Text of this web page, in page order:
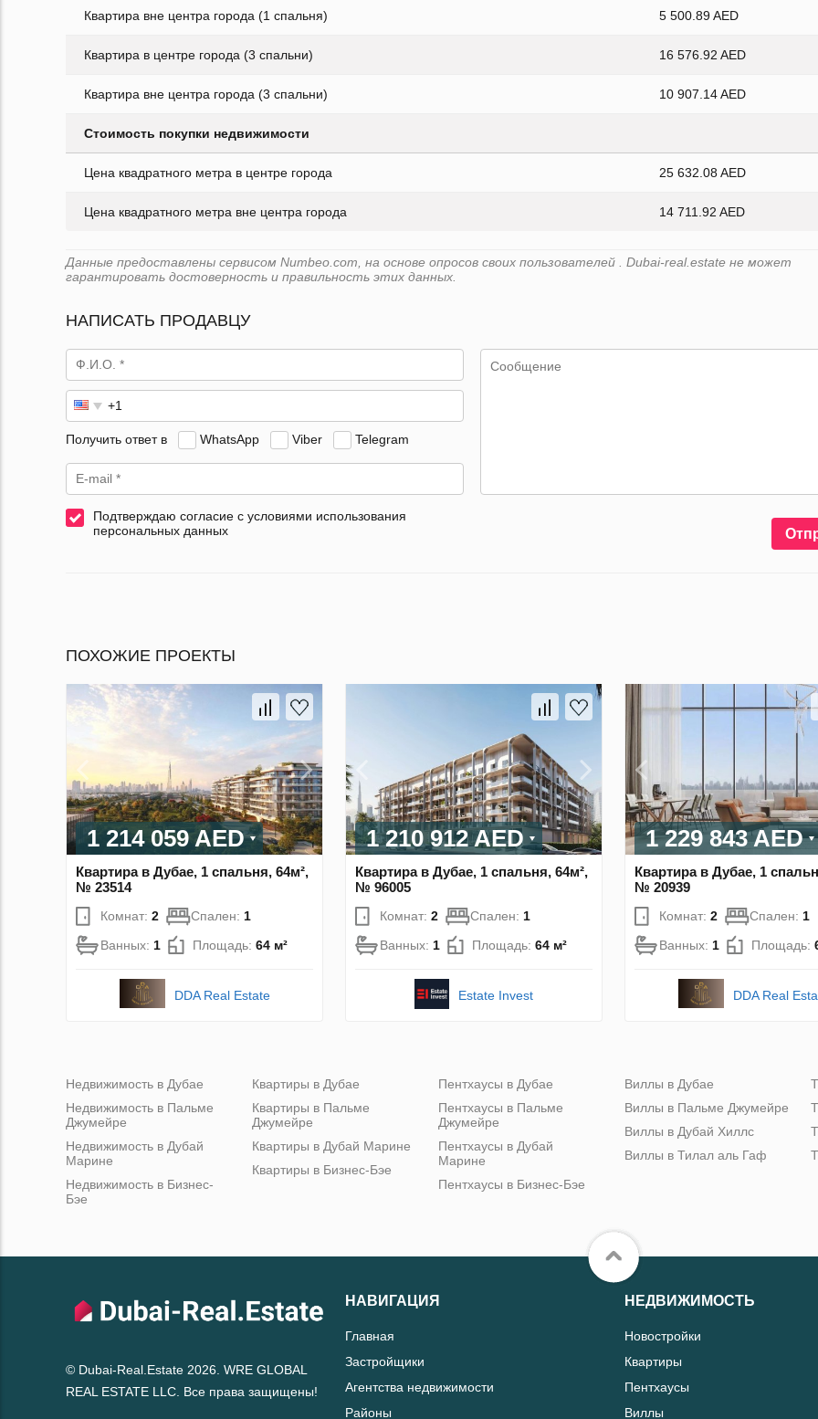
Квартира вне центра города (1 спальня) 5 500.89 AED
Квартира в центре города (3 спальни) 16 576.92 AED
Квартира вне центра города (3 спальни) 10 907.14 AED
Стоимость покупки недвижимости
Цена квадратного метра в центре города 25 632.08 AED
Цена квадратного метра вне центра города 14 711.92 AED
Данные предоставлены сервисом Numbeo.com, на основе опросов своих пользователей . Dubai-real.estate не может
гарантировать достоверность и правильность этих данных.
НАПИСАТЬ ПРОДАВЦУ
Получить ответ в WhatsApp Viber Telegram
Подтверждаю согласие с условиями использования
персональных данных
ПОХОЖИЕ ПРОЕКТЫ
1 214 059 AED
Квартира в Дубае, 1 спальня, 64м²,
№ 23514
Комнат: 2 Спален: 1
Ванных: 1 Площадь: 64 м²
DDA Real Estate
1 210 912 AED
Квартира в Дубае, 1 спальня, 64м²,
№ 96005
Комнат: 2 Спален: 1
Ванных: 1 Площадь: 64 м²
Estate Invest
1 229 843 AED
Квартира в Дубае, 1
№ 20939
Комнат: 2 Спален: 1
Ванных: 1 Площадь:
DDA Real
Недвижимость в Дубае
Недвижимость в Пальме
Джумейре
Недвижимость в Дубай
Марине
Недвижимость в Бизнес-
Бэе
Квартиры в Дубае
Квартиры в Пальме
Джумейре
Квартиры в Дубай Марине
Квартиры в Бизнес-Бэе
Пентхаусы в Дубае
Пентхаусы в Пальме
Джумейре
Пентхаусы в Дубай
Марине
Пентхаусы в Бизнес-Бэе
Виллы в Дубае
Виллы в Пальме Джумейре
Виллы в Дубай Хиллс
Виллы в Тилал аль Гаф
© Dubai-Real.Estate 2026. WRE GLOBAL
REAL ESTATE LLC. Все права защищены!
НАВИГАЦИЯ
Главная
Застройщики
Агентства недвижимости
Районы
НЕДВИЖИМОСТЬ
Новостройки
Квартиры
Пентхаусы
Виллы